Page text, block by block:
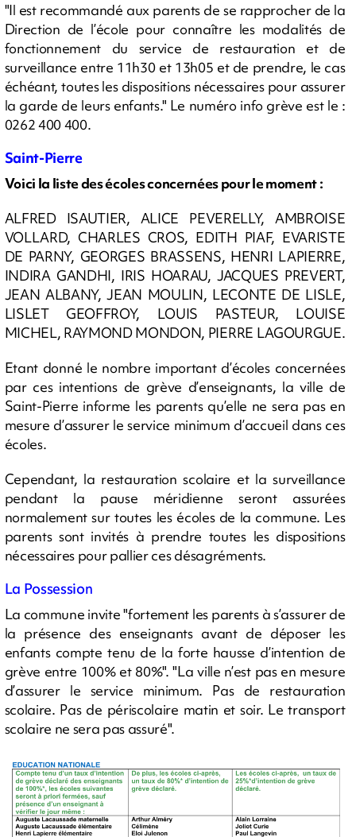
"Il est recommandé aux parents de se rapprocher de la
Direction de l’école pour connaître les modalités de
fonctionnement du service de restauration et de
surveillance entre 11h30 et 13h05 et de prendre, le cas
échéant, toutes les dispositions nécessaires pour assurer
la garde de leurs enfants." Le numéro info grève est le :
0262 400 400.
Saint-Pierre
Voici la liste des écoles concernées pour le moment :
ALFRED ISAUTIER, ALICE PEVERELLY, AMBROISE
VOLLARD, CHARLES CROS, EDITH PIAF, EVARISTE
DE PARNY, GEORGES BRASSENS, HENRI LAPIERRE,
INDIRA GANDHI, IRIS HOARAU, JACQUES PREVERT,
JEAN ALBANY, JEAN MOULIN, LECONTE DE LISLE,
LISLET GEOFFROY, LOUIS PASTEUR, LOUISE
MICHEL, RAYMOND MONDON, PIERRE LAGOURGUE.
Etant donné le nombre important d’écoles concernées
par ces intentions de grève d’enseignants, la ville de
Saint-Pierre informe les parents qu’elle ne sera pas en
mesure d’assurer le service minimum d’accueil dans ces
écoles.
Cependant, la restauration scolaire et la surveillance
pendant la pause méridienne seront assurées
normalement sur toutes les écoles de la commune. Les
parents sont invités à prendre toutes les dispositions
nécessaires pour pallier ces désagréments.
La Possession
La commune invite "fortement les parents à s’assurer de
la présence des enseignants avant de déposer les
enfants compte tenu de la forte hausse d’intention de
grève entre 100% et 80%". "La ville n’est pas en mesure
d’assurer le service minimum. Pas de restauration
scolaire. Pas de périscolaire matin et soir. Le transport
scolaire ne sera pas assuré".